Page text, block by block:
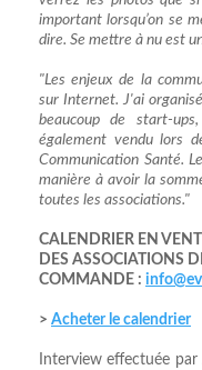
important lorsqu’on se
dire. Se mettre à nu est
"Les enjeux de la
sur Internet. J'ai
beaucoup de start-
également vendu lors
Communication Santé.
manière à avoir la
toutes les associations."
CALENDRIER EN
DES ASSOCIATIONS
COMMANDE :
> Acheter le calendrier
Interview effectuée